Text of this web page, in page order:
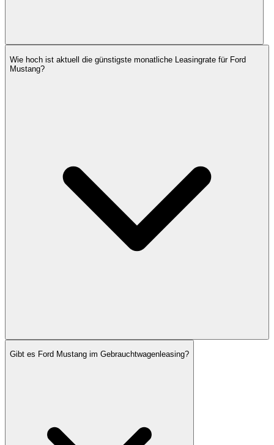
Wie hoch ist aktuell die günstigste monatliche Leasingrate für Ford
Mustang?
Gibt es Ford Mustang im Gebrauchtwagenleasing?